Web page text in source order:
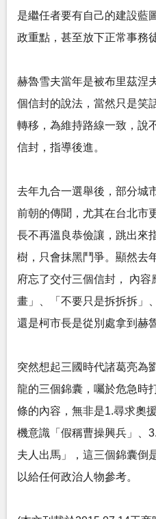
是繼任者要有自己的建設藍
政重點，甚至放下正常事務
赫魯雪夫當年是被布里茲涅
個信封的說法，當然只是笑
轉移，為維持路線一致，說
信封，指導後進。
去年九合一選舉後，部分城
前朝的傳聞，尤其在台北市
長不再溫良恭儉讓，跳出來
樹，只會抹黑鬥爭。顯然去
府忘了交付三個信封， 內
畫」、「不要只是拆拆拆」
還是柯市長是從別處拿到赫
突然想起三國時代諸葛亮為
龍的三個錦囊，囑於危急時
條的內容，無非是1.尋求奧
機意識「假稱曹操興兵」、
夫人出馬」，這三個錦囊倒
以給任何政治人物參考。